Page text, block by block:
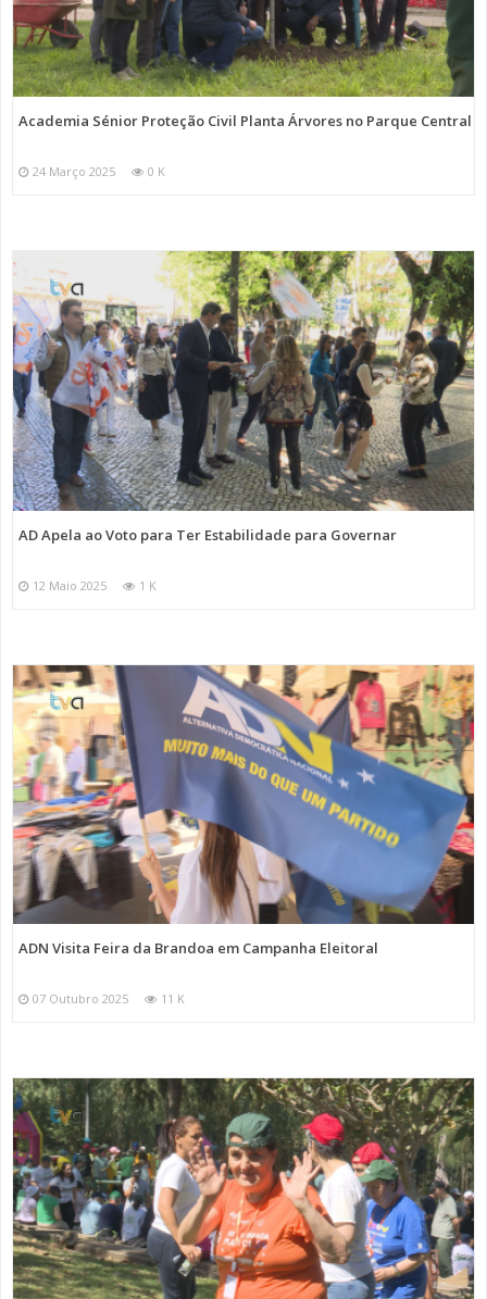
Academia Sénior Proteção Civil Planta Árvores no Parque Central
24 Março 2025 0 K
AD Apela ao Voto para Ter Estabilidade para Governar
12 Maio 2025 1 K
ADN Visita Feira da Brandoa em Campanha Eleitoral
07 Outubro 2025 11 K